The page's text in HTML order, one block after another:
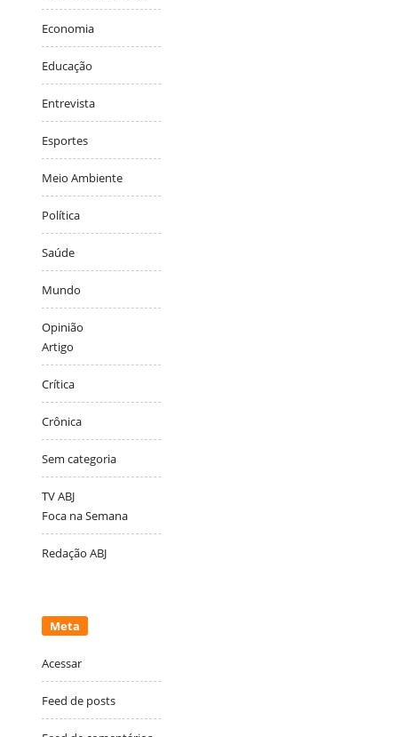
Economia
Educação
Entrevista
Esportes
Meio Ambiente
Política
Saúde
Mundo
Opinião
Artigo
Crítica
Crônica
Sem categoria
TV ABJ
Foca na Semana
Redação ABJ
Meta
Acessar
Feed de posts